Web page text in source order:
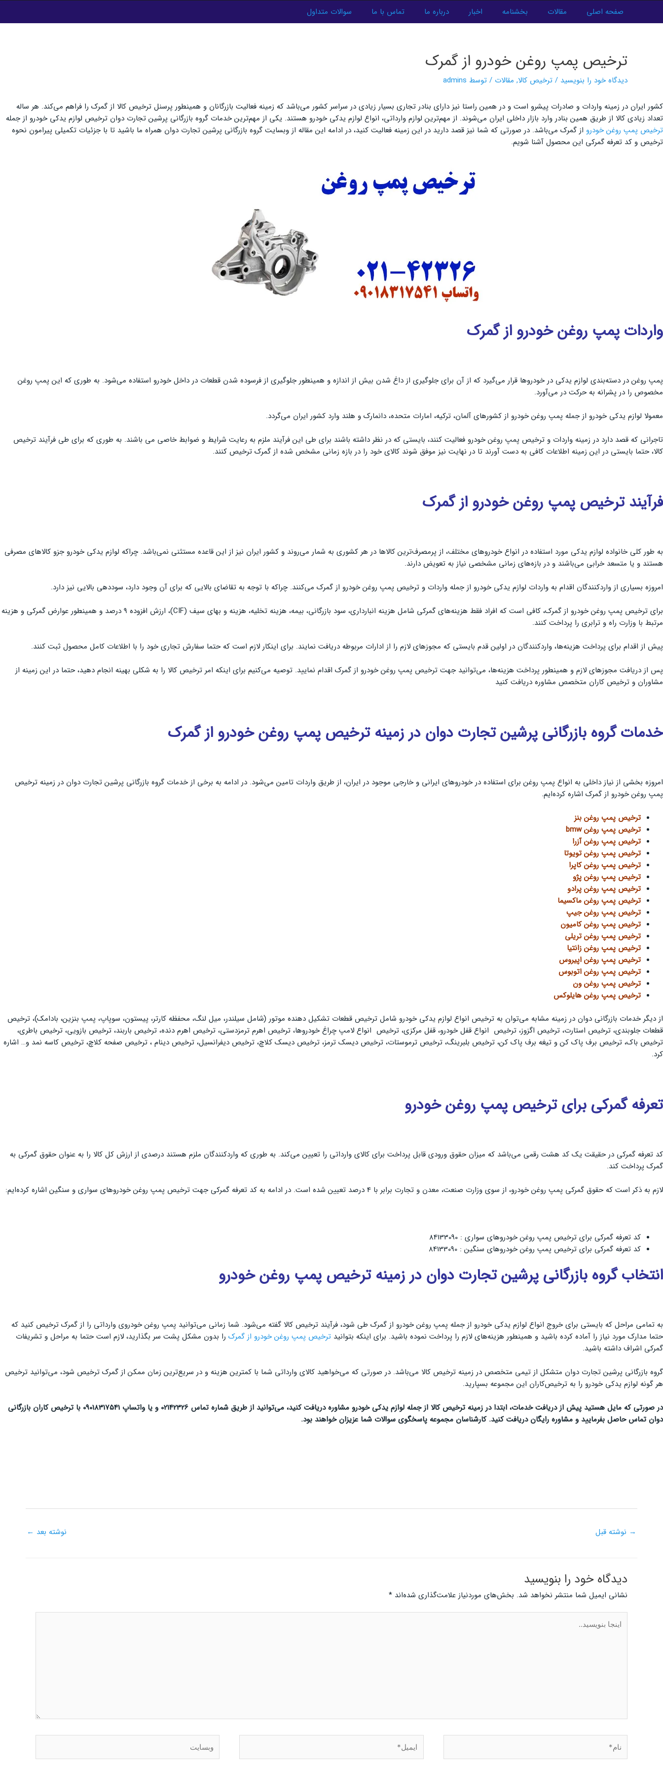
صفحه اصلی مقالات بخشنامه اخبار درباره ما تماس با ما سوالات متداول
ترخیص پمپ روغن خودرو از گمرک
دیدگاه‌ خود را بنویسید / ترخیص کالا, مقالات / توسط admins
کشور ایران در زمینه واردات و صادرات پیشرو است و در همین راستا نیز دارای بنادر تجاری بسیار زیادی در سراسر کشور می‌باشد که زمینه فعالیت بازرگانان و همینطور پرسنل ترخیص کالا از گمرک را فراهم می‌کند. هر ساله
تعداد زیادی کالا از طریق همین بنادر وارد بازار داخلی ایران می‌شوند. از مهم‌ترین لوازم وارداتی، انواع لوازم یدکی خودرو هستند. یکی از مهم‌ترین خدمات گروه بازرگانی پرشین تجارت دوان ترخیص لوازم یدکی خودرو از جمله
ترخیص پمپ روغن خودرو از گمرک می‌باشد. در صورتی که شما نیز قصد دارید در این زمینه فعالیت کنید، در ادامه این مقاله از وبسایت گروه بازرگانی پرشین تجارت دوان همراه ما باشید تا با جزئیات تکمیلی پیرامون نحوه
ترخیص و کد تعرفه گمرکی این محصول آشنا شویم.
واردات پمپ روغن خودرو از گمرک
پمپ روغن در دسته‌بندی لوازم یدکی در خودروها قرار می‌گیرد که از آن برای جلوگیری از داغ شدن بیش از اندازه و همینطور جلوگیری از فرسوده شدن قطعات در داخل خودرو استفاده می‌شود. به طوری که این پمپ روغن‌
مخصوص را در پشرانه به حرکت در می‌آورد.
معمولا لوازم یدکی خودرو از جمله پمپ روغن خودرو از کشورهای آلمان، ترکیه، امارات متحده، دانمارک و هلند وارد کشور ایران می‌گردد.
تاجرانی که قصد دارد در زمینه واردات و ترخیص پمپ روغن خودرو فعالیت کنند، بایستی که در نظر داشته باشند برای طی این فرآیند ملزم به رعایت شرایط و ضوابط خاصی می باشند. به طوری که برای طی فرآیند ترخیص
کالا، حتما بایستی در این زمینه اطلاعات کافی به دست آورند تا در نهایت نیز موفق شوند کالای خود را در بازه زمانی مشخص شده از گمرک ترخیص کنند.
فرآیند ترخیص پمپ روغن خودرو از گمرک
به طور کلی خانواده لوازم یدکی مورد استفاده در انواع خودروهای مختلف، از پرمصرف‌ترین کالاها در هر کشوری به شمار می‌روند و کشور ایران نیز از این قاعده مستثنی نمی‌باشد. چراکه لوازم یدکی خودرو جزو کالاهای مصرفی
هستند و یا متسعد خرابی می‌باشند و در بازه‌های زمانی مشخصی نیاز به تعویض دارند.
امروزه بسیاری از واردکنندگان اقدام به واردات لوازم یدکی خودرو از جمله واردات و ترخیص پمپ روغن خودرو از گمرک می‌کنند. چراکه با توجه به تقاضای بالایی که برای آن وجود دارد، سوددهی بالایی نیز دارد.
برای ترخیص پمپ روغن خودرو از گمرک، کافی است که افراد فقط هزینه‌های گمرکی شامل هزینه انبارداری، سود بازرگانی، بیمه، هزینه تخلیه، هزینه و بهای سیف (CIF)، ارزش افزوده 9 درصد و همینطور عوارض گمرکی و هزینه
مرتبط با وزارت راه و ترابری را پرداخت کنند.
پیش از اقدام برای پرداخت هزینه‌ها، واردکنندگان در اولین قدم بایستی که مجوزهای لازم را از ادارات مربوطه دریافت نمایند. برای اینکار لازم است که حتما سفارش تجاری خود را با اطلاعات کامل محصول ثبت کنند.
پس از دریافت مجوزهای لازم و همینطور پرداخت هزینه‌ها، می‌توانید جهت ترخیص پمپ روغن خودرو از گمرک اقدام نمایید. توصیه می‌کنیم برای اینکه امر ترخیص کالا را به شکلی بهینه انجام دهید، حتما در این زمینه از
مشاوران و ترخیص کاران متخصص مشاوره دریافت کنید
خدمات گروه بازرگانی پرشین تجارت دوان در زمینه ترخیص پمپ روغن خودرو از گمرک
امروزه بخشی از نیاز داخلی به انواع پمپ روغن برای استفاده در خودروهای ایرانی و خارجی موجود در ایران، از طریق واردات تامین می‌شود. در ادامه به برخی از خدمات گروه بازرگانی پرشین تجارت دوان در زمینه ترخیص
پمپ روغن خودرو از گمرک اشاره کرده‌ایم.
ترخیص پمپ روغن بنز
ترخيص پمپ روغن bmw
ترخیص پمپ روغن آزرا
ترخیص پمپ روغن تویوتا
ترخیص پمپ روغن کاپرا
ترخيص پمپ روغن پژو
ترخیص پمپ روغن پرادو
ترخيص پمپ روغن ماکسیما
ترخیص پمپ روغن جیپ
ترخيص پمپ روغن کامیون
ترخیص پمپ روغن تریلی
ترخيص پمپ روغن زانتیا
ترخیص پمپ روغن اپیروس
ترخيص پمپ روغن اتوبوس
ترخیص پمپ روغن ون
ترخيص پمپ روغن هایلوکس
از دیگر خدمات بازرگانی دوان در زمینه مشابه می‌توان به ترخیص انواع لوازم یدکی خودرو شامل ترخیص قطعات تشکیل دهنده موتور (شامل سیلندر، میل لنگ، محفظه کارتر، پیستون، سوپاپ، پمپ بنزین، بادامک)، ترخیص
قطعات جلوبندی، ترخیص استارت، ترخیص اگزوز، ترخیص انواع قفل خودرو، قفل مرکزی، ترخیص انواع لامپ چراغ خودروها، ترخیص اهرم ترمزدستی، ترخیص اهرم دنده، ترخیص باربند، ترخیص بازویی، ترخیص باطری،
ترخیص باک، ترخیص برف پاک کن و تیغه برف پاک کن، ترخیص بلبرینگ، ترخیص ترموستات، ترخیص دیسک ترمز، ترخیص دیسک کلاچ، ترخیص دیفرانسیل، ترخیص دینام ، ترخیص صفحه کلاچ، ترخیص کاسه نمد و… اشاره
کرد.
تعرفه گمرکی برای ترخیص پمپ روغن خودرو
کد تعرفه گمرکی در حقیقت یک کد هشت رقمی می‌باشد که میزان حقوق ورودی قابل پرداخت برای کالای وارداتی را تعیین می‌کند. به طوری که واردکنندگان ملزم هستند درصدی از ارزش کل کالا را به عنوان حقوق گمرکی به
گمرک پرداخت کند.
لازم به ذکر است که حقوق گمرکی پمپ روغن خودرو، از سوی وزارت صنعت، معدن و تجارت برابر با 4 درصد تعیین شده است. در ادامه به کد تعرفه گمرکی جهت ترخیص پمپ روغن خودروهای سواری و سنگین اشاره کرده‌ایم:
کد تعرفه گمرکی برای ترخیص پمپ روغن خودروهای سواری : 84133090
کد تعرفه گمرکی برای ترخیص پمپ روغن خودروهای سنگین : 84133090
انتخاب گروه بازرگانی پرشین تجارت دوان در زمینه ترخیص پمپ روغن خودرو
به تمامی مراحل که بایستی برای خروج انواع لوازم یدکی خودرو از جمله پمپ روغن خودرو از گمرک طی شود، فرآیند ترخیص کالا گفته می‌شود. شما زمانی می‌توانید پمپ روغن خودروی وارداتی را از گمرک ترخیص کنید که
حتما مدارک مورد نیاز را آماده کرده باشید و همینطور هزینه‌های لازم را پرداخت نموده باشید. برای اینکه بتوانید ترخیص پمپ روغن خودرو از گمرک را بدون مشکل پشت سر بگذارید، لازم است حتما به مراحل و تشریفات
گمرکی اشراف داشته باشید.
گروه بازرگانی پرشین تجارت دوان متشکل از تیمی متخصص در زمینه ترخیص کالا می‌باشد. در صورتی که می‌خواهید کالای وارداتی شما با کمترین هزینه و در سریع‌ترین زمان ممکن از گمرک ترخیص شود، می‌توانید ترخیص
هر گونه لوازم یدکی خودرو را به ترخیص‌کاران این مجموعه بسپارید.
در صورتی که مایل هستید پیش از دریافت خدمات، ابتدا در زمینه ترخیص کالا از جمله لوازم یدکی خودرو مشاوره دریافت کنید، می‌توانید از طریق شماره تماس 02142326 و یا واتساپ 09018317541 با ترخیص کاران بازرگانی
دوان تماس حاصل بفرمایید و مشاوره رایگان دریافت کنید. کارشناسان مجموعه پاسخگوی سوالات شما عزیزان خواهند بود.
→ نوشته قبل نوشته بعد ←
دیدگاه‌ خود را بنویسید
نشانی ایمیل شما منتشر نخواهد شد. بخش‌های موردنیاز علامت‌گذاری شده‌اند *
بنویسید..